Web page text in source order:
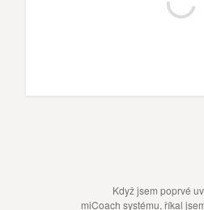
Když jsem poprvé
miCoach systému, říkal